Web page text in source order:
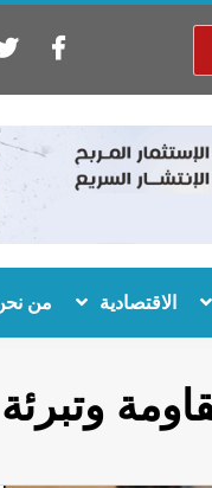
الاقتصادية من
وتبرئة